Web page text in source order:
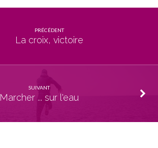
PRÉCÉDENT
La croix, victoire
SUIVANT
Marcher ... sur l'eau